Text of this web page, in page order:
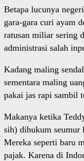
Betapa lucunya
gara-gara curi ayam
ratusan miliar sering
administrasi salah
Kadang maling
sementara maling
pakai jas rapi sambil
Makanya ketika
sih) dihukum seumur
Mereka seperti baru
pajak. Karena di